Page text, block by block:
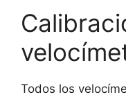
Todos los